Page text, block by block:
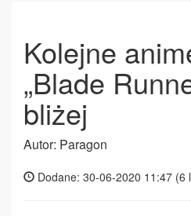
Kolejne
„Blade
bliżej
Autor: Paragon
Dodane: 30-06-2020 11:47 (6